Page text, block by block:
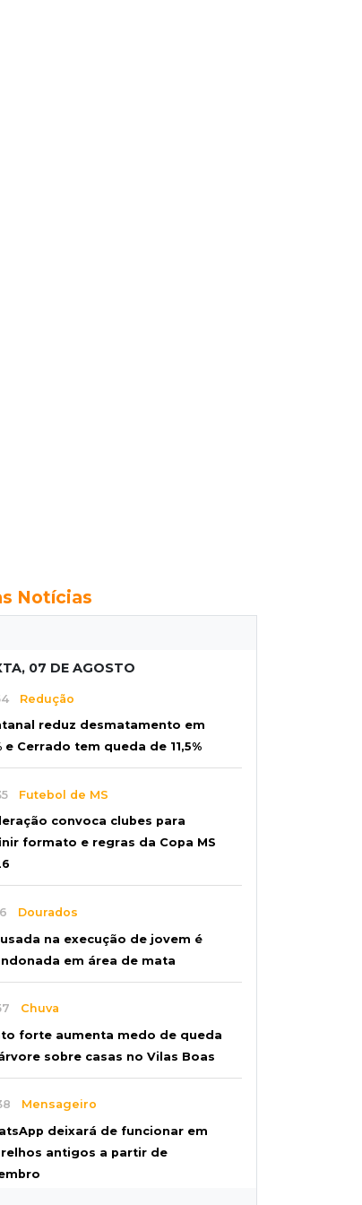
Notícias
07 DE AGOSTO
Redução
reduz desmatamento em
e Cerrado tem queda de 11,5%
Futebol de MS
convoca clubes para
formato e regras da Copa MS
Dourados
na execução de jovem é
em área de mata
Chuva
forte aumenta medo de queda
sobre casas no Vilas Boas
Mensageiro
deixará de funcionar em
antigos a partir de